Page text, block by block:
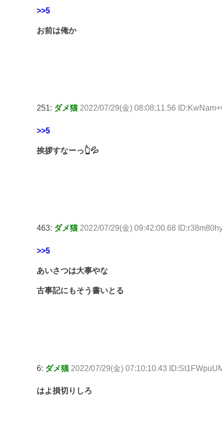
>>5
お前は俺か
251: ダメ猫 2022/07/29(金) 08:08:11.56
>>5
挨拶すなーっ👆💦
463: ダメ猫 2022/07/29(金) 09:42:00.68
>>5
あいさつは大事やな
古事記にもそう書いとる
6: ダメ猫 2022/07/29(金) 07:10:10.43
はよ損切りしろ